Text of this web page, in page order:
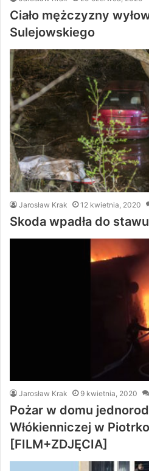
Ciało mężczyzny
Sulejowskiego
Jarosław Krak 12 kwietnia, 2020
Skoda wpadła do
Jarosław Krak 9 kwietnia, 2020
Pożar w domu
Włókienniczej w
[FILM+ZDJĘCIA]